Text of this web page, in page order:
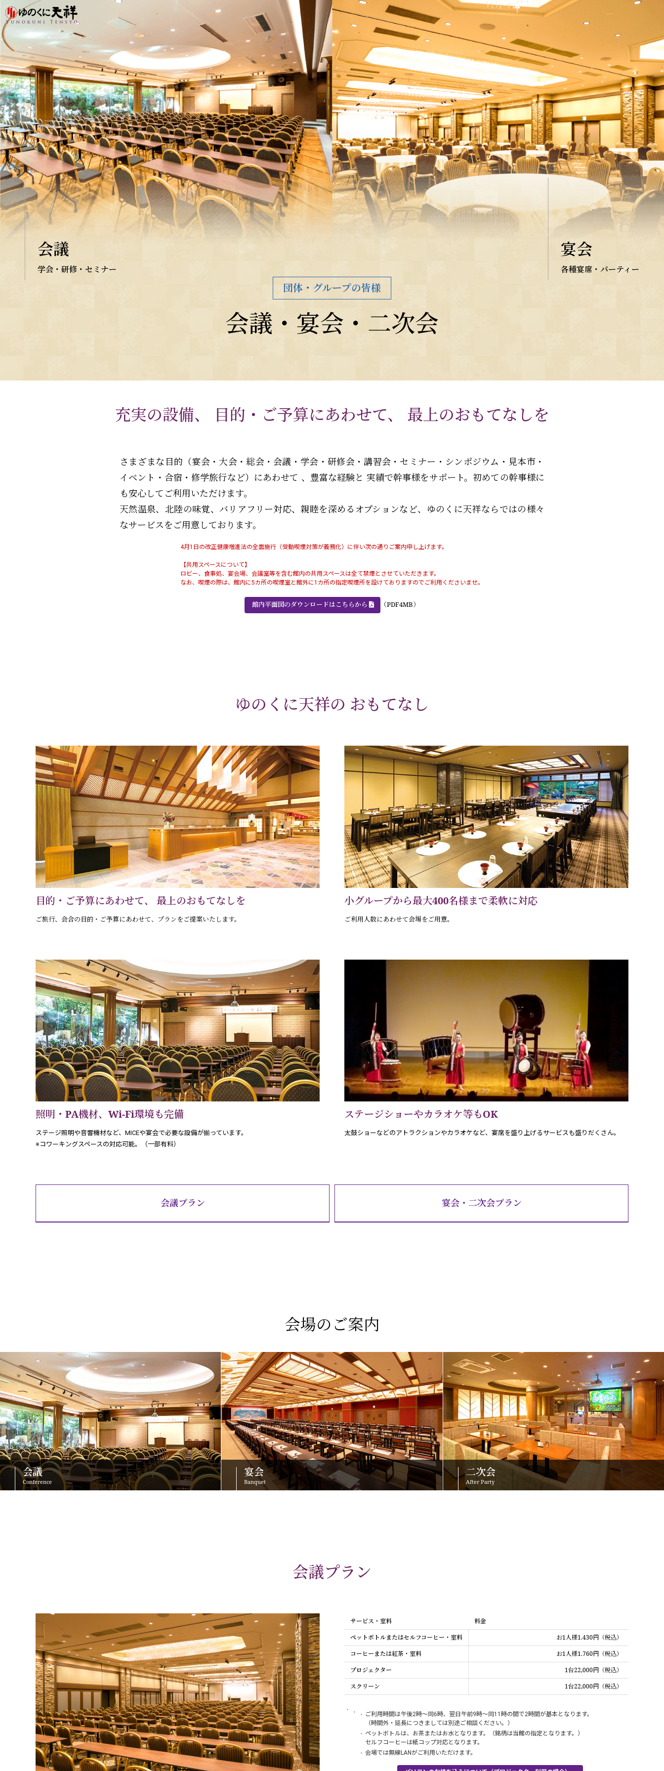
団体・グループの皆様
会議・宴会・二次会
会議
学会・研修・セミナー
宴会
各種宴席・パーティー
充実の設備、 目的・ご予算にあわせて、 最上のおもてなしを
さまざまな目的（宴会・大会・総会・会議・学会・研修会・講習会・セミナー・シンポジウム・見本市・
イベント・合宿・修学旅行など）にあわせて 、豊富な経験と 実績で幹事様をサポート。初めての幹事様に
も安心してご利用いただけます。
天然温泉、北陸の味覚、バリアフリー対応、親睦を深めるオプションなど、ゆのくに天祥ならではの様々
なサービスをご用意しております。
4月1日の改正健康増進法の全面施行（受動喫煙対策が義務化）に伴い次の通りご案内申し上げます。
【共用スペースについて】
ロビー、食事処、宴会場、会議室等を含む館内の共用スペースは全て禁煙とさせていただきます。
なお、喫煙の際は、館内に5カ所の喫煙室と館外に1カ所の指定喫煙所を設けておりますのでご利用くださいませ。
館内平面図のダウンロードはこちらから （PDF4MB）
ゆのくに天祥の おもてなし
目的・ご予算にあわせて、 最上のおもてなしを
ご旅行、会合の目的・ご予算にあわせて、プランをご提案いたします。
小グループから最大400名様まで柔軟に対応
ご利用人数にあわせて会場をご用意。
照明・PA機材、Wi-Fi環境も完備
ステージ照明や音響機材など、MICEや宴会で必要な設備が揃っています。
※コワーキングスペースの対応可能。（一部有料）
ステージショーやカラオケ等もOK
太鼓ショーなどのアトラクションやカラオケなど、宴席を盛り上げるサービスも盛りだくさん。
会議プラン 宴会・二次会プラン
会場のご案内
会議
Conference
宴会
Banquet
二次会
After Party
会議プラン
サービス・室料
料金
ペットボトルまたはセルフコーヒー・室料
お1人様1.430円（税込）
コーヒーまたは紅茶・室料
お1人様1.760円（税込）
プロジェクター
1台22,000円（税込）
スクリーン
1台22,000円（税込）
ご利用時間は午後2時〜同6時、翌日午前9時〜同11時の間で2時間が基本となります。
（時間外・延長につきましては別途ご相談ください。）
ペットボトルは、お茶またはお水となります。（銘柄は当館の指定となります。）
セルフコーヒーは紙コップ対応となります。
会場では無線LANがご利用いただけます。